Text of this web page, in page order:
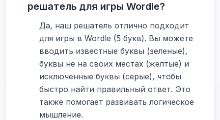
решатель для игры Wordle?
Да, наш решатель отлично подходит
для игры в Wordle (5 букв). Вы можете
вводить известные буквы (зеленые),
буквы не на своих местах (желтые) и
исключенные буквы (серые), чтобы
быстро найти правильный ответ. Это
также помогает развивать логическое
мышление.